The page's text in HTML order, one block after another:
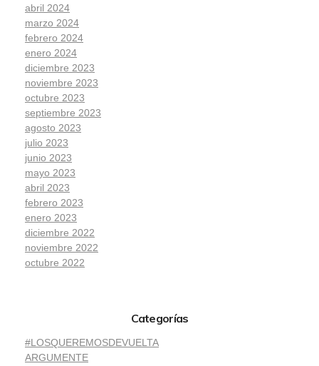
abril 2024
marzo 2024
febrero 2024
enero 2024
diciembre 2023
noviembre 2023
octubre 2023
septiembre 2023
agosto 2023
julio 2023
junio 2023
mayo 2023
abril 2023
febrero 2023
enero 2023
diciembre 2022
noviembre 2022
octubre 2022
Categorías
#LOSQUEREMOSDEVUELTA
ARGUMENTE